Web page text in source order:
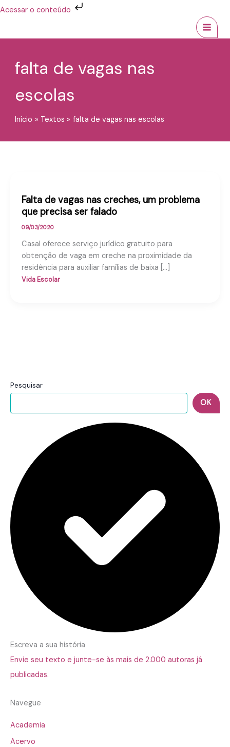
Acessar o conteúdo
Ir
conteúdo
falta de vagas nas
escolas
Início Textos falta de vagas nas escolas
Pesquisar
OK
Escreva a sua história
Envie seu texto e junte-se às mais de 2.000 autoras já
publicadas.
Navegue
Academia
Acervo
Falta de vagas nas creches, um problema
que precisa ser falado
09/03/2020
Casal oferece serviço jurídico gratuito para
obtenção de vaga em creche na proximidade da
residência para auxiliar famílias de baixa […]
Vida Escolar